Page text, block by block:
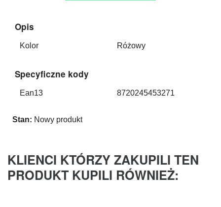
Opis
Kolor Różowy
Specyficzne kody
Ean13 8720245453271
Stan: Nowy produkt
KLIENCI KTÓRZY ZAKUPILI TEN
PRODUKT KUPILI RÓWNIEŻ: